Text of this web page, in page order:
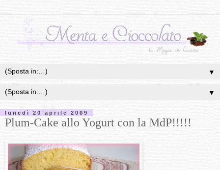
▼
▼
lunedì 20 aprile 2009
Plum-Cake allo Yogurt con la MdP!!!!!